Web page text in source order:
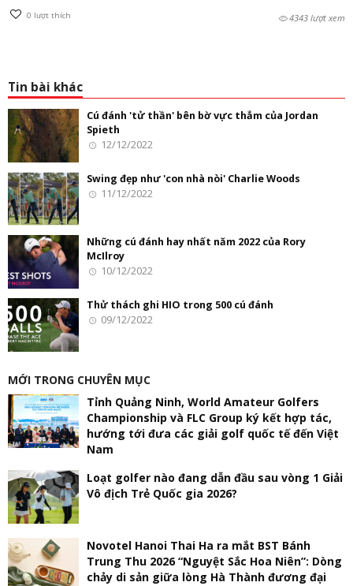
0 lượt thích 4343 lượt xem
Tin bài khác
Cú đánh 'tử thần' bên bờ vực thẳm của Jordan
Spieth
12/12/2022
Swing đẹp như 'con nhà nòi' Charlie Woods
11/12/2022
Những cú đánh hay nhất năm 2022 của Rory
McIlroy
10/12/2022
Thử thách ghi HIO trong 500 cú đánh
09/12/2022
MỚI TRONG CHUYÊN MỤC
Tỉnh Quảng Ninh, World Amateur Golfers
Championship và FLC Group ký kết hợp tác,
hướng tới đưa các giải golf quốc tế đến Việt
Nam
Loạt golfer nào đang dẫn đầu sau vòng 1 Giải
Vô địch Trẻ Quốc gia 2026?
Novotel Hanoi Thai Ha ra mắt BST Bánh
Trung Thu 2026 “Nguyệt Sắc Hoa Niên”: Dòng
chảy di sản giữa lòng Hà Thành đương đại